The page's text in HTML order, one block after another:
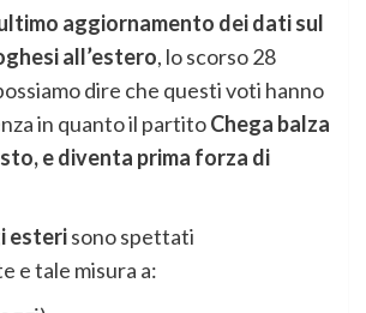
aggiornamento dei dati sul
all’estero, lo scorso 28
dire che questi voti hanno
in quanto il partitoChega balza
e diventa prima forza di
esterisono spettati
e tale misura a: